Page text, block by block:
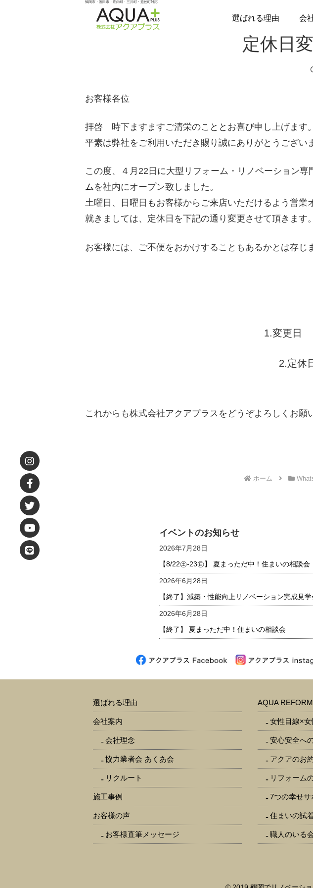
鶴岡市・酒田市・庄内町・三川町・遊佐町対応
選ばれる理由 会
定休日
お客様各位
拝啓 時下ますますご清栄のこととお喜び申し上げます。
平素は弊社をご利用いただき賜り誠にありがとうござい
この度、４月22日に大型リフォーム・リノベーション
ムを社内にオープン致しました。
土曜日、日曜日もお客様からご来店いただけるよう営業
就きましては、定休日を下記の通り変更させて頂きます。
お客様には、ご不便をおかけすることもあるかとは存じ
1.変更日
2.定
これからも株式会社アクアプラスをどうぞよろしくお願
ホーム
イベントのお知らせ
2026年7月28日
【8/22㊏-23㊐】 夏まっただ中！住まいの相談会
2026年6月28日
【終了】減築・性能向上リノベーション完成見学
2026年6月28日
【終了】 夏まっただ中！住まいの相談会
選ばれる理由
会社案内
会社理念
協力業者会 あくあ会
リクルート
施工事例
お客様の声
お客様直筆メッセージ
AQUA REFORM
女性目線×女
安心安全へ
アクアのお
リフォーム
7つの幸せサ
住まいの試
職人のいる